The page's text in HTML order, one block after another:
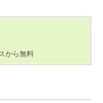
から無料